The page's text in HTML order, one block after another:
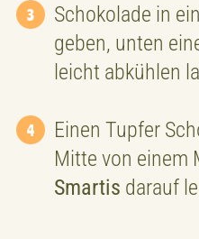
Schokolade in
geben, unten
leicht abkühlen
Einen Tupfer
Mitte von einem
Smartis darauf